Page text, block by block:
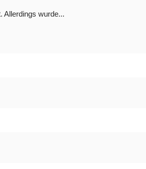
Allerdings wurde...